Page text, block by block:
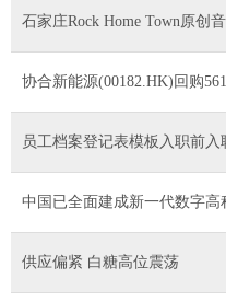
石家庄Rock Home Town原创
协合新能源(00182.HK)回购
员工档案登记表模板入职前入
中国已全面建成新一代数字高
供应偏紧 白糖高位震荡